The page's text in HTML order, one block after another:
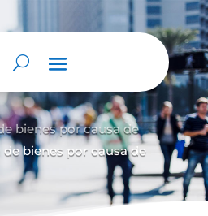
bienes por causa de
de bienes por causa de